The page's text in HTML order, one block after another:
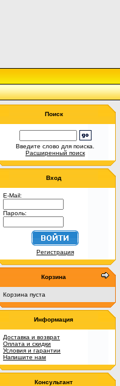
Поиск
Введите слово для поиска.
Расширенный поиск
Вход
E-Mail:
Пароль:
Регистрация
Корзина
Корзина пуста
Информация
Доставка и возврат
Оплата и скидки
Условия и гарантии
Напишите нам
Консультант